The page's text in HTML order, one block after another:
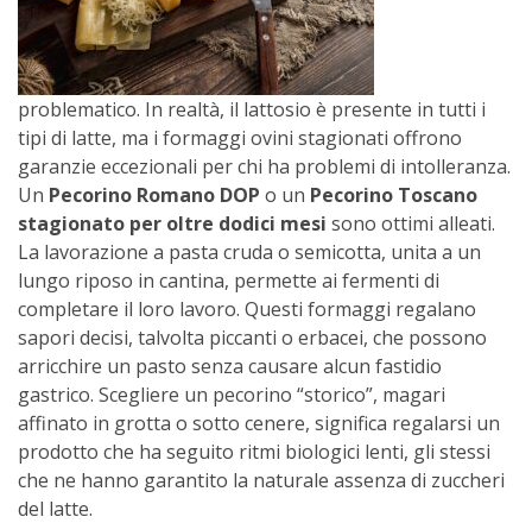
problematico. In realtà, il lattosio è presente in tutti i
tipi di latte, ma i formaggi ovini stagionati offrono
garanzie eccezionali per chi ha problemi di intolleranza.
Un Pecorino Romano DOP o un Pecorino Toscano
stagionato per oltre dodici mesi sono ottimi alleati.
La lavorazione a pasta cruda o semicotta, unita a un
lungo riposo in cantina, permette ai fermenti di
completare il loro lavoro. Questi formaggi regalano
sapori decisi, talvolta piccanti o erbacei, che possono
arricchire un pasto senza causare alcun fastidio
gastrico. Scegliere un pecorino “storico”, magari
affinato in grotta o sotto cenere, significa regalarsi un
prodotto che ha seguito ritmi biologici lenti, gli stessi
che ne hanno garantito la naturale assenza di zuccheri
del latte.